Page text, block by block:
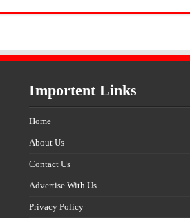
Importent Links
Home
About Us
Contact Us
Advertise With Us
Privacy Policy